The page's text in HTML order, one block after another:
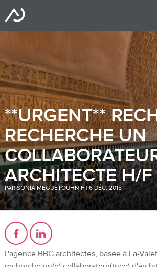
**URGENT**
RECHERCHE UN
ARCHITECTE H/F
PAR SONIA MEGUETOUHNIF | 6 DÉC. 2018
L'agence BBG architectes, basée à La-